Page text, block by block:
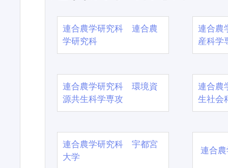
連合農学研究科 連合農
学研究科
連合農
産科学
連合農学研究科 環境資
源共生科学専攻
連合農
生社会
連合農学研究科 宇都宮
大学
連合